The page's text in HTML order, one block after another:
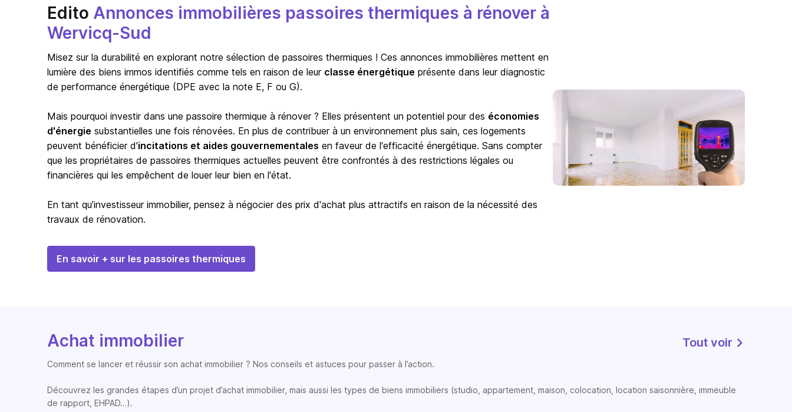
Edito Annonces immobilières passoires thermiques à rénover à
Wervicq-Sud
Misez sur la durabilité en explorant notre sélection de passoires thermiques ! Ces annonces immobilières mettent en
lumière des biens immos identifiés comme tels en raison de leur classe énergétique présente dans leur diagnostic
de performance énergétique (DPE avec la note E, F ou G).
Mais pourquoi investir dans une passoire thermique à rénover ? Elles présentent un potentiel pour des économies
d'énergie substantielles une fois rénovées. En plus de contribuer à un environnement plus sain, ces logements
peuvent bénéficier d'incitations et aides gouvernementales en faveur de l'efficacité énergétique. Sans compter
que les propriétaires de passoires thermiques actuelles peuvent être confrontés à des restrictions légales ou
financières qui les empêchent de louer leur bien en l'état.
En tant qu’investisseur immobilier, pensez à négocier des prix d'achat plus attractifs en raison de la nécessité des
travaux de rénovation.
En savoir + sur les passoires thermiques
Achat immobilier Tout voir
Comment se lancer et réussir son achat immobilier ? Nos conseils et astuces pour passer à l’action.
Découvrez les grandes étapes d’un projet d’achat immobilier, mais aussi les types de biens immobiliers (studio, appartement, maison, colocation, location saisonnière, immeuble
de rapport, EHPAD…).